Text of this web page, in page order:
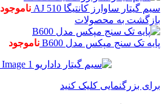
سیم گیتار ساوارز کانتیگا 510 AJ
ناموجود
بازگشت به محصولات
پایه تک سنج مپکس مدل B600 ناموجود
برای بزرگنمایی کلیک کنید